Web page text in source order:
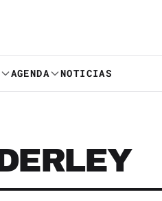
AGENDA NOTICIAS